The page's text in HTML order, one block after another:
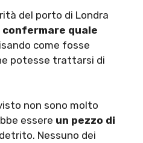
del porto di Londra
confermare quale
come fosse
potesse trattarsi di
non sono molto
essere un pezzo di
Nessuno dei